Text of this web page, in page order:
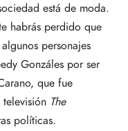
está de moda.
habrás perdido que
personajes
Gonzáles por ser
que fue
The
políticas.